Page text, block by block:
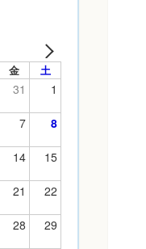
金 土
31 1
7 8
14 15
21 22
28 29